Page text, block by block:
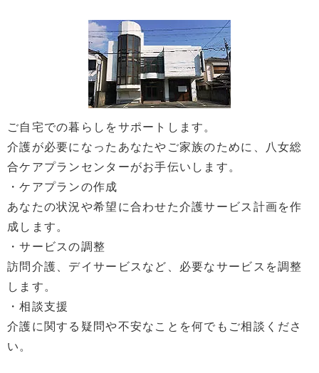
ご自宅での暮らしをサポートします。
介護が必要になったあなたやご家族のために、八女総
合ケアプランセンターがお手伝いします。
・ケアプランの作成
あなたの状況や希望に合わせた介護サービス計画を作
成します。
・サービスの調整
訪問介護、デイサービスなど、必要なサービスを調整
します。
・相談支援
介護に関する疑問や不安なことを何でもご相談くださ
い。